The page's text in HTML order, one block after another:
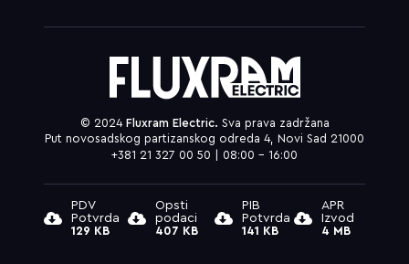
© 2024 Fluxram Electric. Sva prava zadržana
Put novosadskog partizanskog odreda 4, Novi Sad 21000
+381 21 327 00 50 | 08:00 – 16:00
PDV
Potvrda
129 KB
Opsti
podaci
407 KB
PIB
Potvrda
141 KB
APR
Izvod
4 MB